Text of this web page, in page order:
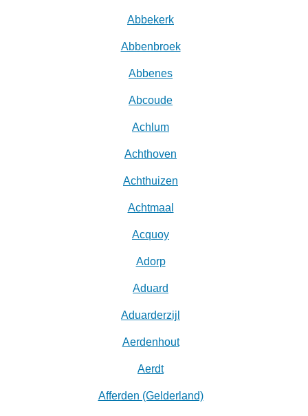
Abbekerk
Abbenbroek
Abbenes
Abcoude
Achlum
Achthoven
Achthuizen
Achtmaal
Acquoy
Adorp
Aduard
Aduarderzijl
Aerdenhout
Aerdt
Afferden (Gelderland)